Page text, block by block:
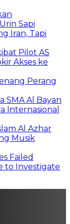
Sapi
Iran, Tapi
Pilot AS
Akses ke
Perang
SMA Al Bayan
Internasional
Al Azhar
Musik
Failed
to Investigate